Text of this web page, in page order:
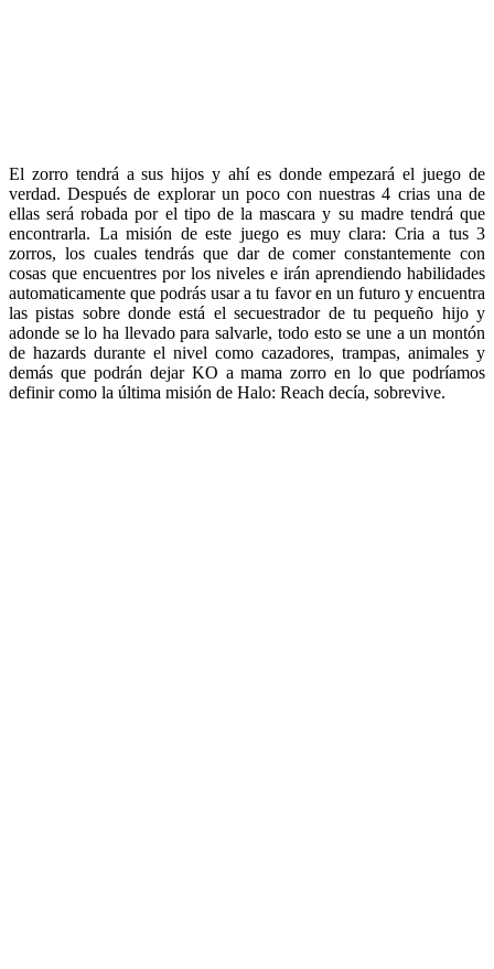
El zorro tendrá a sus hijos y ahí es donde empezará el juego de
verdad. Después de explorar un poco con nuestras 4 crias una de
ellas será robada por el tipo de la mascara y su madre tendrá que
encontrarla. La misión de este juego es muy clara: Cria a tus 3
zorros, los cuales tendrás que dar de comer constantemente con
cosas que encuentres por los niveles e irán aprendiendo habilidades
automaticamente que podrás usar a tu favor en un futuro y encuentra
las pistas sobre donde está el secuestrador de tu pequeño hijo y
adonde se lo ha llevado para salvarle, todo esto se une a un montón
de hazards durante el nivel como cazadores, trampas, animales y
demás que podrán dejar KO a mama zorro en lo que podríamos
definir como la última misión de Halo: Reach decía, sobrevive.